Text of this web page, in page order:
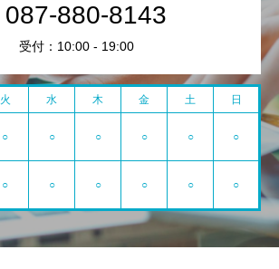
087-880-8143
受付：10:00 - 19:00
火 水 木 金 土 日
○ ○ ○ ○ ○ ○
○ ○ ○ ○ ○ ○